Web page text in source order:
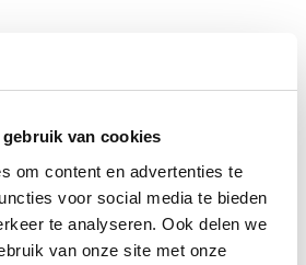
van cookies
om content en advertenties te
voor social media te bieden
te analyseren. Ook delen we
van onze site met onze
in Nederland en België staan wij
mobiele reisadviseurs van
website altijd voor uw vakantie